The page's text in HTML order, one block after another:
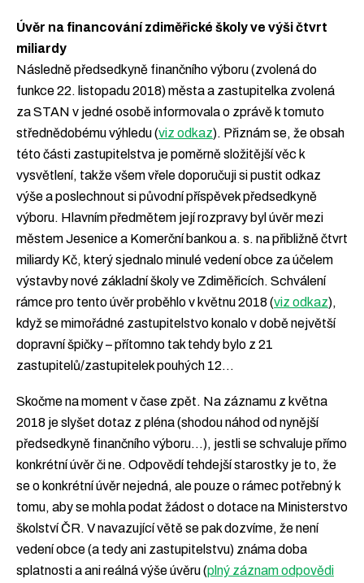
Úvěr na financování zdiměřické školy ve výši čtvrt
miliardy
Následně předsedkyně finančního výboru (zvolená do
funkce 22. listopadu 2018) města a zastupitelka zvolená
za STAN v jedné osobě informovala o zprávě k tomuto
střednědobému výhledu (viz odkaz). Přiznám se, že obsah
této části zastupitelstva je poměrně složitější věc k
vysvětlení, takže všem vřele doporučuji si pustit odkaz
výše a poslechnout si původní příspěvek předsedkyně
výboru. Hlavním předmětem její rozpravy byl úvěr mezi
městem Jesenice a Komerční bankou a. s. na přibližně čtvrt
miliardy Kč, který sjednalo minulé vedení obce za účelem
výstavby nové základní školy ve Zdiměřicích. Schválení
rámce pro tento úvěr proběhlo v květnu 2018 (viz odkaz),
když se mimořádné zastupitelstvo konalo v době největší
dopravní špičky – přítomno tak tehdy bylo z 21
zastupitelů/zastupitelek pouhých 12…
Skočme na moment v čase zpět. Na záznamu z května
2018 je slyšet dotaz z pléna (shodou náhod od nynější
předsedkyně finančního výboru…), jestli se schvaluje přímo
konkrétní úvěr či ne. Odpovědí tehdejší starostky je to, že
se o konkrétní úvěr nejedná, ale pouze o rámec potřebný k
tomu, aby se mohla podat žádost o dotace na Ministerstvo
školství ČR. V navazující větě se pak dozvíme, že není
vedení obce (a tedy ani zastupitelstvu) známa doba
splatnosti a ani reálná výše úvěru (plný záznam odpovědi